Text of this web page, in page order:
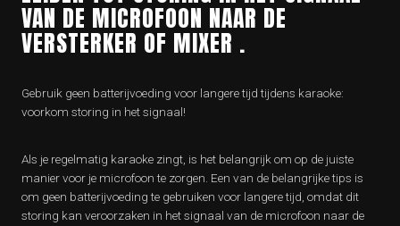
VAN DE MICROFOON NAAR DE
VERSTERKER OF MIXER .
Gebruik geen batterijvoeding voor langere tijd tijdens karaoke:
voorkom storing in het signaal!
Als je regelmatig karaoke zingt, is het belangrijk om op de juiste
manier voor je microfoon te zorgen. Een van de belangrijke tips is
om geen batterijvoeding te gebruiken voor langere tijd, omdat dit
storing kan veroorzaken in het signaal van de microfoon naar de